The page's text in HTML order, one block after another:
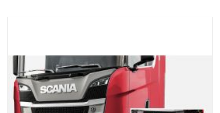
Número de puntos de montaje de iluminación tk 4 soportes de tipo
Cableado para 4 luces